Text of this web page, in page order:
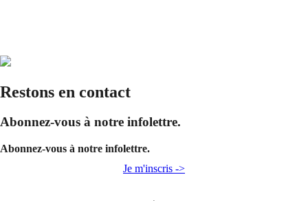
Restons en contact
Abonnez-vous à notre infolettre.
Abonnez-vous à notre infolettre.
Je m'inscris ->